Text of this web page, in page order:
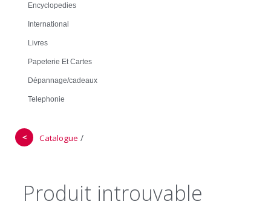
Encyclopedies
International
Livres
Papeterie Et Cartes
Dépannage/cadeaux
Telephonie
＜ Catalogue /
Produit introuvable